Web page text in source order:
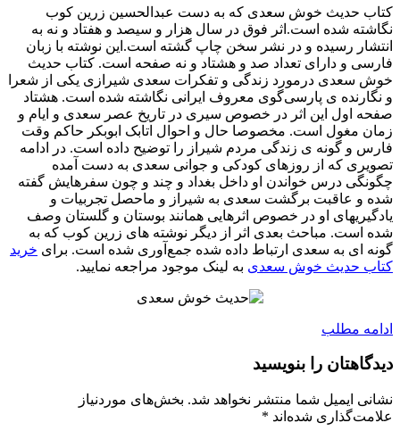
کتاب حدیث خوش سعدی که به دست عبدالحسین زرین کوب
نگاشته شده است.اثر فوق در سال هزار و سیصد و هفتاد و نه به
انتشار رسیده و در نشر سخن چاپ گشته است.این نوشته با زبان
فارسی و دارای تعداد صد و هشتاد و نه صفحه است. کتاب حدیث
خوش سعدی درمورد زندگی و تفکرات سعدی شیرازی یکی از شعرا
و نگارنده ی پارسی‌گوی معروف ایرانی نگاشته شده است. هشتاد
صفحه اول این اثر در خصوص سیری در تاریخ عصر سعدی و ایام و
زمان مغول است. مخصوصا حال و احوال اتابک ابوبکر حاکم وقت
فارس و گونه ی زندگی مردم شیراز را توضیح داده است. در ادامه
تصویری که از روزهای کودکی و جوانی سعدی به دست آمده
چگونگی درس خواندن او داخل بغداد و چند و چون سفرهایش گفته
شده و عاقبت برگشت سعدی به شیراز و ماحصل تجربیات و
یادگیریهای او در خصوص اثرهایی همانند بوستان و گلستان وصف
شده است. مباحث بعدی اثر از دیگر نوشته های زرین کوب که به
گونه ای به سعدی ارتباط داده شده جمع‌آوری شده است. برای خرید
کتاب حدیث خوش سعدی به لینک موجود مراجعه نمایید.
ادامه مطلب
دیدگاهتان را بنویسید
نشانی ایمیل شما منتشر نخواهد شد. بخش‌های موردنیاز
علامت‌گذاری شده‌اند *